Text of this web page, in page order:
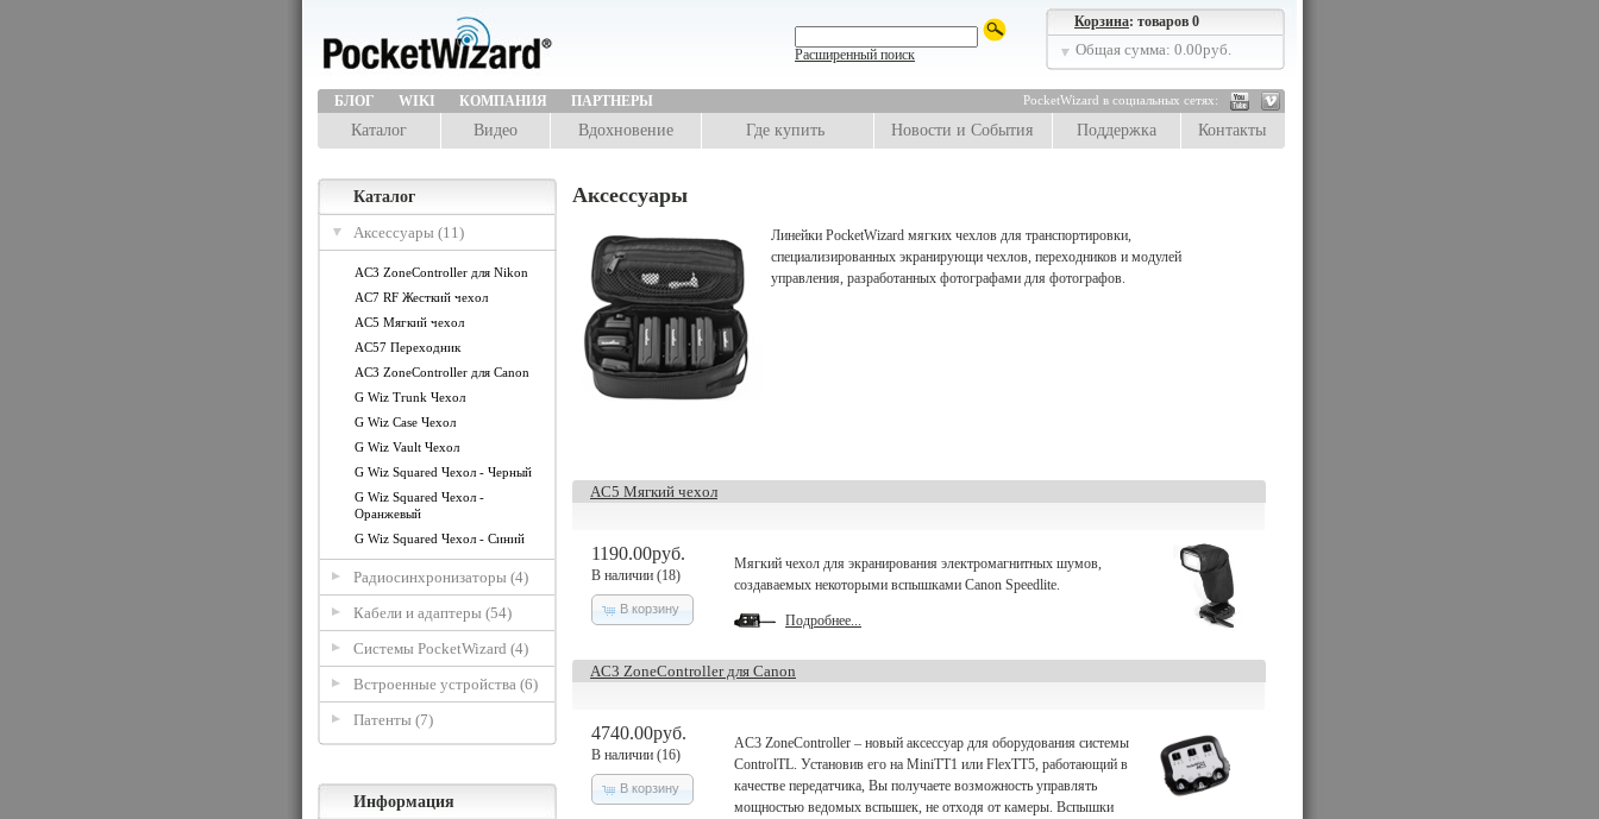
Корзина: товаров 0
Общая сумма: 0.00руб.
Расширенный поиск
БЛОГ WIKI КОМПАНИЯ ПАРТНЕРЫ PocketWizard в социальных сетях:
Каталог Видео Вдохновение Где купить Новости и События Поддержка Контакты
Каталог
Аксессуары (11)
AC3 ZoneController для Nikon
AC7 RF Жесткий чехол
AC5 Мягкий чехол
AC57 Переходник
AC3 ZoneController для Canon
G Wiz Trunk Чехол
G Wiz Case Чехол
G Wiz Vault Чехол
G Wiz Squared Чехол - Черный
G Wiz Squared Чехол -
Оранжевый
G Wiz Squared Чехол - Синий
Радиосинхронизаторы (4)
Кабели и адаптеры (54)
Системы PocketWizard (4)
Встроенные устройства (6)
Патенты (7)
Информация
Аксессуары
Линейки PocketWizard мягких чехлов для транспортировки,
специализированных экранирующи чехлов, переходников и модулей
управления, разработанных фотографами для фотографов.
AC5 Мягкий чехол
1190.00руб.
В наличии (18)
В корзину
Мягкий чехол для экранирования электромагнитных шумов,
создаваемых некоторыми вспышками Canon Speedlite.
Подробнее...
AC3 ZoneController для Canon
4740.00руб.
В наличии (16)
В корзину
AC3 ZoneController – новый аксессуар для оборудования системы
ControlTL. Установив его на MiniTT1 или FlexTT5, работающий в
качестве передатчика, Вы получаете возможность управлять
мощностью ведомых вспышек, не отходя от камеры. Вспышки